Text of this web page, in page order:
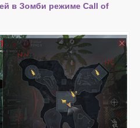
в Зомби режиме Call of